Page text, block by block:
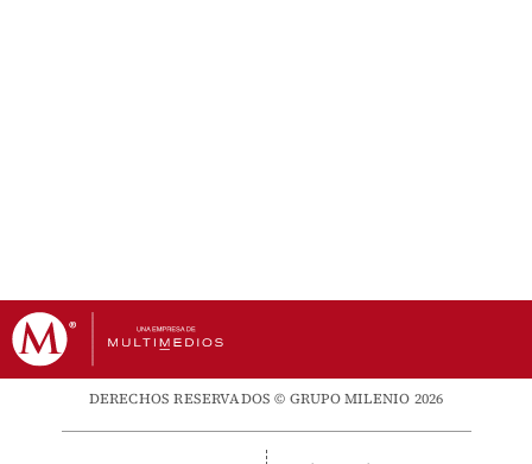
DERECHOS RESERVADOS © GRUPO MILENIO 2026